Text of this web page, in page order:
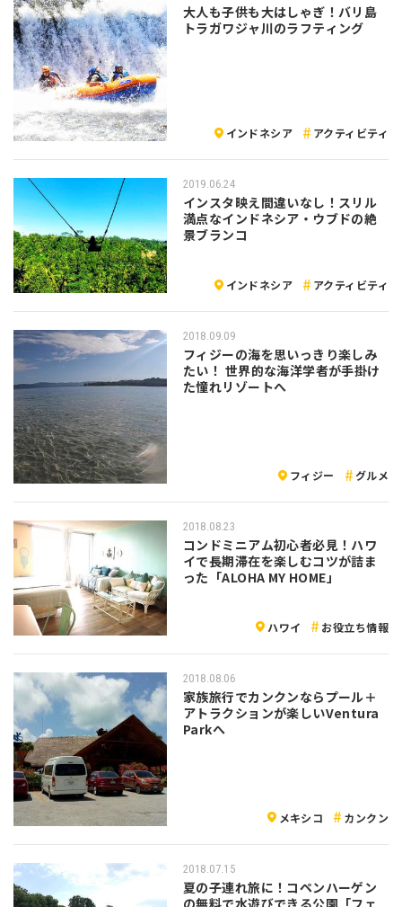
大人も子供も大はしゃぎ！バリ島
トラガワジャ川のラフティング
インドネシア アクティビティ
2019.06.24
インスタ映え間違いなし！スリル
満点なインドネシア・ウブドの絶
景ブランコ
インドネシア アクティビティ
2018.09.09
フィジーの海を思いっきり楽しみ
たい！ 世界的な海洋学者が手掛け
た憧れリゾートへ
フィジー グルメ
2018.08.23
コンドミニアム初心者必見！ハワ
イで長期滞在を楽しむコツが詰ま
った「ALOHA MY HOME」
ハワイ お役立ち情報
2018.08.06
家族旅行でカンクンならプール＋
アトラクションが楽しいVentura
Parkへ
メキシコ カンクン
2018.07.15
夏の子連れ旅に！コペンハーゲン
の無料で水遊びできる公園「フェ